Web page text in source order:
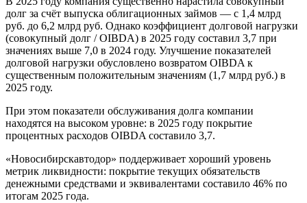
долг за счёт выпуска облигационных займов — с 1,4 млрд
руб. до 6,2 млрд руб. Однако коэффициент долговой нагрузки
(совокупный долг / OIBDA) в 2025 году составил 3,7 при
значениях выше 7,0 в 2024 году. Улучшение показателей
долговой нагрузки обусловлено возвратом OIBDA к
существенным положительным значениям (1,7 млрд руб.) в
2025 году.
При этом показатели обслуживания долга компании
находятся на высоком уровне: в 2025 году покрытие
процентных расходов OIBDA составило 3,7.
«Новосибирскавтодор» поддерживает хороший уровень
метрик ликвидности: покрытие текущих обязательств
денежными средствами и эквивалентами составило 46% по
итогам 2025 года.